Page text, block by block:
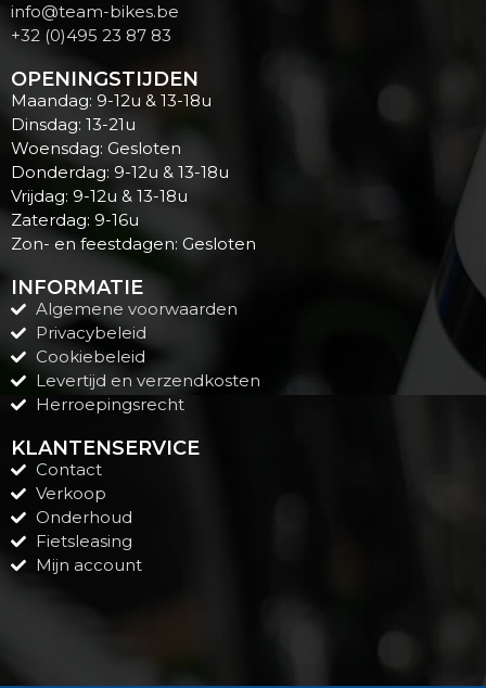
info@team-bikes.be
+32 (0)495 23 87 83
OPENINGSTIJDEN
Maandag: 9-12u & 13-18u
Dinsdag: 13-21u
Woensdag: Gesloten
Donderdag: 9-12u & 13-18u
Vrijdag: 9-12u & 13-18u
Zaterdag: 9-16u
Zon- en feestdagen: Gesloten
INFORMATIE
Algemene voorwaarden
Privacybeleid
Cookiebeleid
Levertijd en verzendkosten
Herroepingsrecht
KLANTENSERVICE
Contact
Verkoop
Onderhoud
Fietsleasing
Mijn account